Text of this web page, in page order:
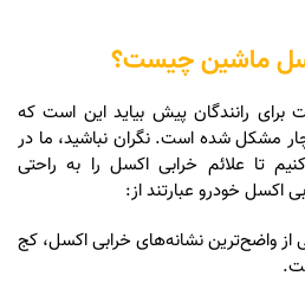
ماشین چیست؟
رانندگان پیش بیاید این است که
مشکل شده است. نگران نباشید، ما در
تا علائم خرابی اکسل را به راحتی
اکسل خودرو عبارتند از:
از واضح‌ترین نشانه‌های خرابی اکسل، کج